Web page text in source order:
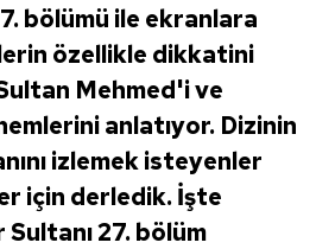
bölümü ile ekranlara
özellikle dikkatini
Mehmed'i ve
anlatıyor. Dizinin
izlemek isteyenler
için derledik. İşte
27. bölüm